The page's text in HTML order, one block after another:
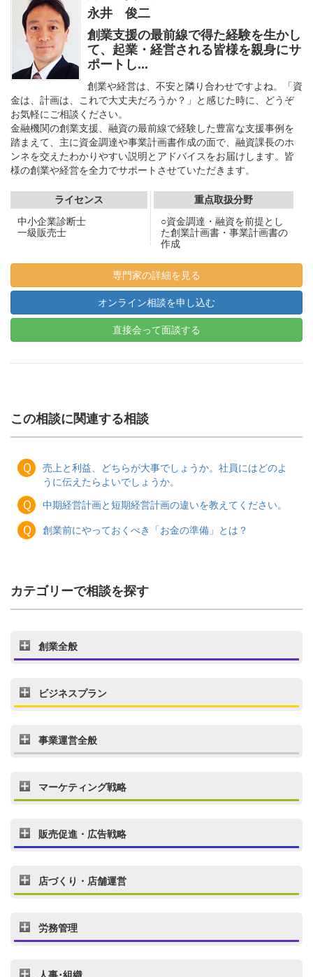
永井 俊二
創業支援の最前線で得た経験を生かし
て、起業・経営される皆様を親身にサ
ポートし...
創業や経営は、不安と隣り合わせですよね。「資
金は、計画は、これで大丈夫だろうか？」と感じた時に、どうぞ
お気軽にご相談ください。
金融機関の創業支援、融資の最前線で経験した豊富な支援事例を
踏まえて、主に資金調達や事業計画書作成の面で、融資課長のホ
ンネを交えたわかりやすい説明とアドバイスをお届けします。皆
様の創業や経営を全力でサポートさせていただきます。
ライセンス
中小企業診断士
一級販売士
重点取扱分野
○資金調達・融資を前提とし
た創業計画書・事業計画書の
作成
専門家の詳細を見る
オンライン相談を申し込む
直接会って面談する
この相談に関連する相談
Ｑ
売上と利益、どちらが大事でしょうか。社員にはどのよ
うに伝えたらよいでしょうか。
Ｑ 中期経営計画と短期経営計画の違いを教えてください。
Ｑ 創業前にやっておくべき「お金の準備」とは？
カテゴリーで相談を探す
創業全般
ビジネスプラン
事業運営全般
マーケティング戦略
販売促進・広告戦略
店づくり・店舗運営
労務管理